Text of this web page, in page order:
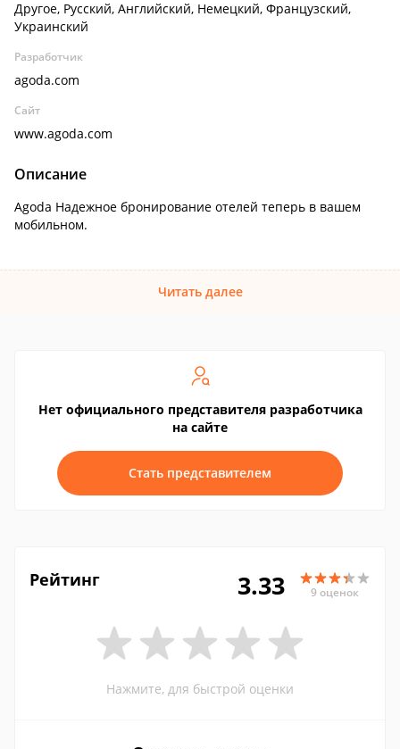
Другое, Русский, Английский, Немецкий, Французский,
Украинский
Разработчик
agoda.com
Сайт
www.agoda.com
Описание
Agoda Надежное бронирование отелей теперь в вашем
мобильном.
Читать далее
Нет официального представителя разработчика
на сайте
Стать представителем
Рейтинг 3.33 9 оценок
Нажмите, для быстрой оценки